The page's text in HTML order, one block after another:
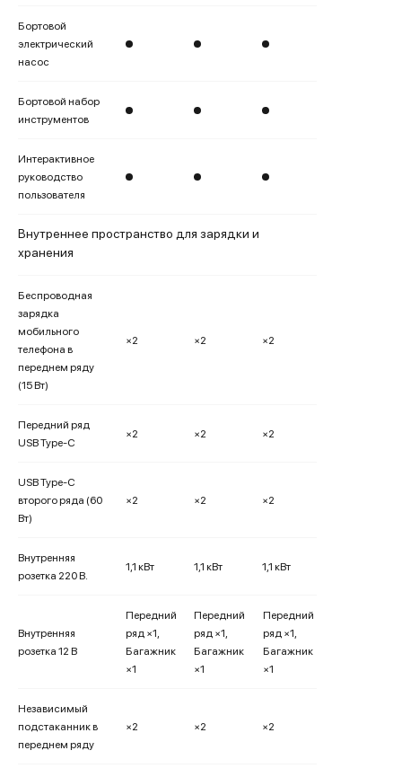
Бортовой
электрический
насос
Бортовой набор
инструментов
Интерактивное
руководство
пользователя
Внутреннее пространство для зарядки и
хранения
Беспроводная
зарядка
мобильного
телефона в
переднем ряду
(15 Вт)
×2 ×2 ×2
Передний ряд
USB Type-C
×2 ×2 ×2
USB Type-C
второго ряда (60
Вт)
×2 ×2 ×2
Внутренняя
розетка 220 В.
1,1 кВт 1,1 кВт 1,1 кВт
Внутренняя
розетка 12 В
Передний
ряд ×1,
Багажник
×1
Передний
ряд ×1,
Багажник
×1
Передний
ряд ×1,
Багажник
×1
Независимый
подстаканник в
переднем ряду
×2 ×2 ×2